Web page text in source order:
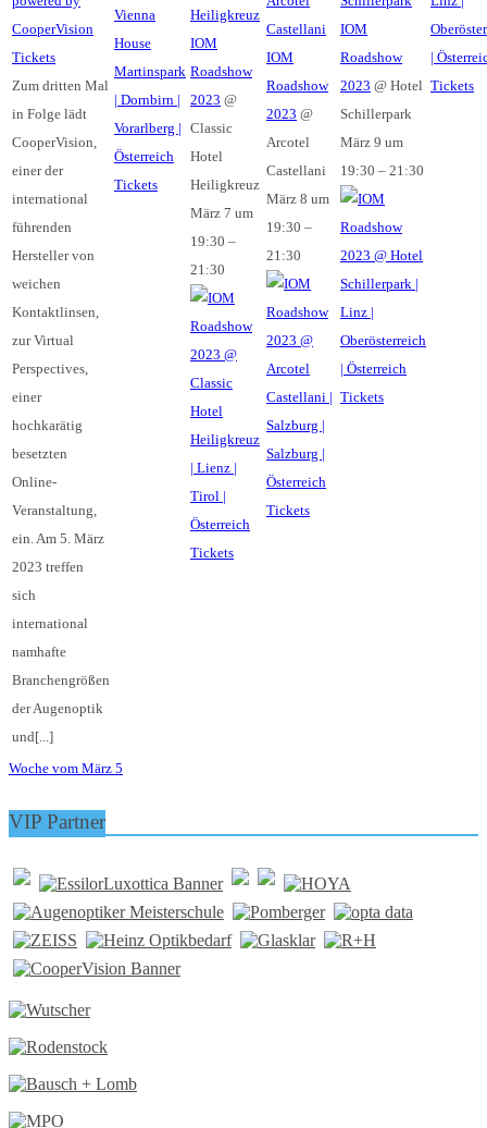
Tickets
Zum dritten Mal
in Folge lädt
CooperVision,
einer der
international
führenden
Hersteller von
weichen
Kontaktlinsen,
zur Virtual
Perspectives,
einer
hochkarätig
besetzten
Online-
Veranstaltung,
ein. Am 5. März
2023 treffen
sich
international
namhafte
Branchengrößen
der Augenoptik
und[...]
Tickets
Heiligkreuz
IOM
Roadshow
2023 @
Classic
Hotel
Heiligkreuz
März 7 um
19:30 –
21:30
Tickets
Castellani
IOM
Roadshow
2023 @
Arcotel
Castellani
März 8 um
19:30 –
21:30
Tickets
IOM
Roadshow
2023 @ Hotel
Schillerpark
März 9 um
19:30 – 21:30
Tickets
Tickets
Woche vom März 5
VIP Partner